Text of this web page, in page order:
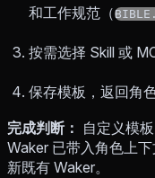
和工作规范（
按需选择 Skill 或
保存模板，返回角
完成判断： 自定义模
Waker 已带入角色上
新既有 Waker。